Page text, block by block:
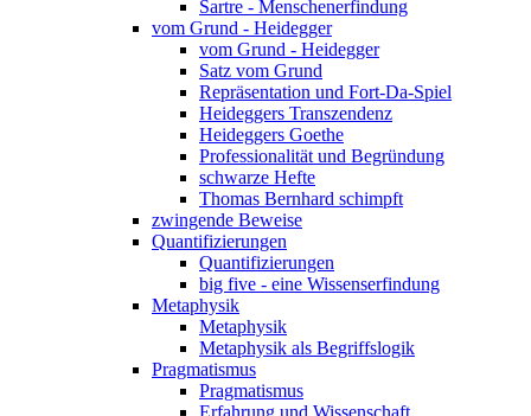
Sartre - Menschenerfindung
vom Grund - Heidegger
vom Grund - Heidegger
Satz vom Grund
Repräsentation und Fort-Da-Spiel
Heideggers Transzendenz
Heideggers Goethe
Professionalität und Begründung
schwarze Hefte
Thomas Bernhard schimpft
zwingende Beweise
Quantifizierungen
Quantifizierungen
big five - eine Wissenserfindung
Metaphysik
Metaphysik
Metaphysik als Begriffslogik
Pragmatismus
Pragmatismus
Erfahrung und Wissenschaft